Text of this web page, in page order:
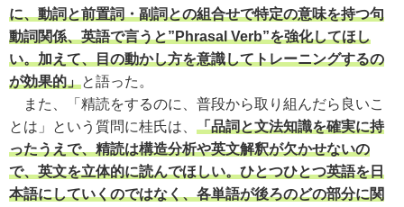
に、動詞と前置詞・副詞との組合せで特定の意味を持つ句
動詞関係、英語で言うと”Phrasal Verb”を強化してほし
い。加えて、目の動かし方を意識してトレーニングするの
が効果的」と語った。
また、「精読をするのに、普段から取り組んだら良いこ
とは」という質問に桂氏は、 「品詞と文法知識を確実に持
ったうえで、精読は構造分析や英文解釈が欠かせないの
で、英文を立体的に読んでほしい。ひとつひとつ英語を日
本語にしていくのではなく、各単語が後ろのどの部分に関